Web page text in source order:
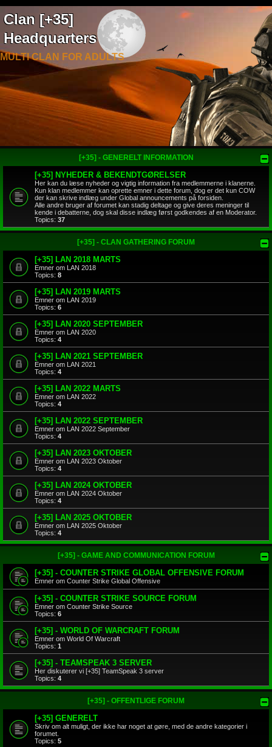
Clan [+35]
Headquarters
MULTI CLAN FOR ADULTS
[+35] - GENERELT INFORMATION
[+35] NYHEDER & BEKENDTGØRELSER
Her kan du læse nyheder og vigtig information fra medlemmerne i klanerne.
Kun klan medlemmer kan oprette emner i dette forum, dog er det kun COW
der kan skrive indlæg under Global announcements på forsiden.
Alle andre bruger af forumet kan stadig deltage og give deres meninger til
kende i debatterne, dog skal disse indlæg først godkendes af en Moderator.
Topics: 37
[+35] - CLAN GATHERING FORUM
[+35] LAN 2018 MARTS
Emner om LAN 2018
Topics: 8
[+35] LAN 2019 MARTS
Emner om LAN 2019
Topics: 6
[+35] LAN 2020 SEPTEMBER
Emner om LAN 2020
Topics: 4
[+35] LAN 2021 SEPTEMBER
Emner om LAN 2021
Topics: 4
[+35] LAN 2022 MARTS
Emner om LAN 2022
Topics: 4
[+35] LAN 2022 SEPTEMBER
Emner om LAN 2022 September
Topics: 4
[+35] LAN 2023 OKTOBER
Emner om LAN 2023 Oktober
Topics: 4
[+35] LAN 2024 OKTOBER
Emner om LAN 2024 Oktober
Topics: 4
[+35] LAN 2025 OKTOBER
Emner om LAN 2025 Oktober
Topics: 4
[+35] - GAME AND COMMUNICATION FORUM
[+35] - COUNTER STRIKE GLOBAL OFFENSIVE FORUM
Emner om Counter Strike Global Offensive
[+35] - COUNTER STRIKE SOURCE FORUM
Emner om Counter Strike Source
Topics: 6
[+35] - WORLD OF WARCRAFT FORUM
Emner om World Of Warcraft
Topics: 1
[+35] - TEAMSPEAK 3 SERVER
Her diskuterer vi [+35] TeamSpeak 3 server
Topics: 4
[+35] - OFFENTLIGE FORUM
[+35] GENERELT
Skriv om alt muligt, der ikke har noget at gøre, med de andre kategorier i
forumet.
Topics: 5